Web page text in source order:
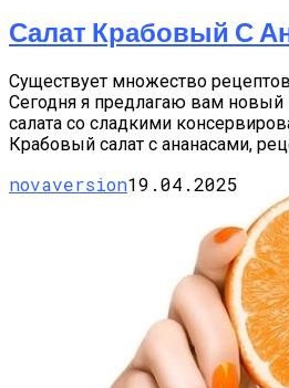
Салат Крабовый С
Существует множество
Сегодня я предлагаю вам новый
салата со сладкими
Крабовый салат с ананасами,
novaversion19.04.2025